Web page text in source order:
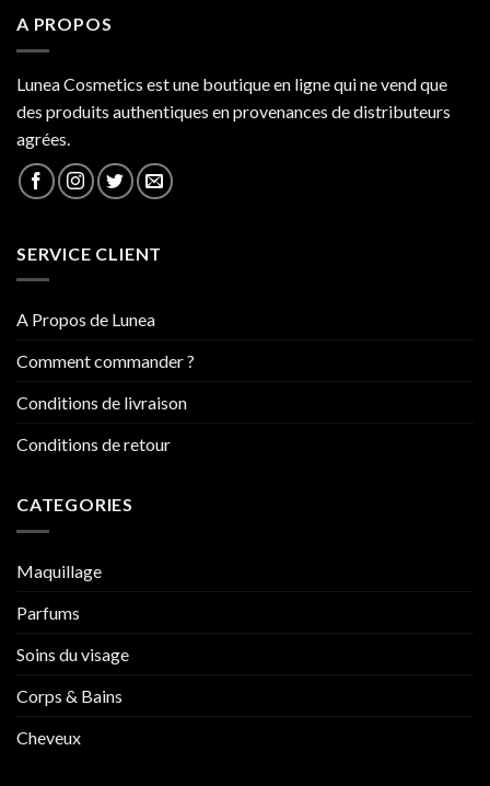
A PROPOS
Lunea Cosmetics est une boutique en ligne qui ne vend que
des produits authentiques en provenances de distributeurs
agrées.
SERVICE CLIENT
A Propos de Lunea
Comment commander ?
Conditions de livraison
Conditions de retour
CATEGORIES
Maquillage
Parfums
Soins du visage
Corps & Bains
Cheveux